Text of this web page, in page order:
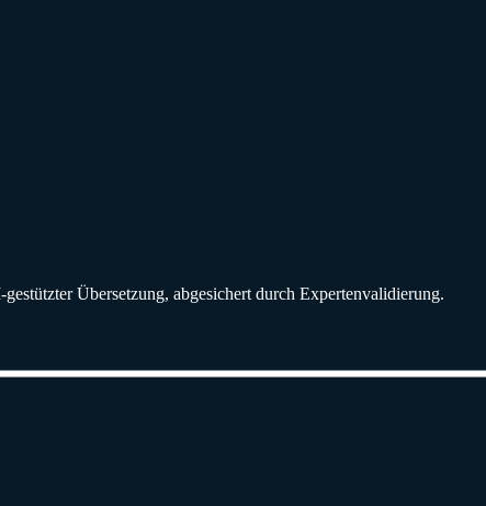
Übersetzung, abgesichert durch Expertenvalidierung.